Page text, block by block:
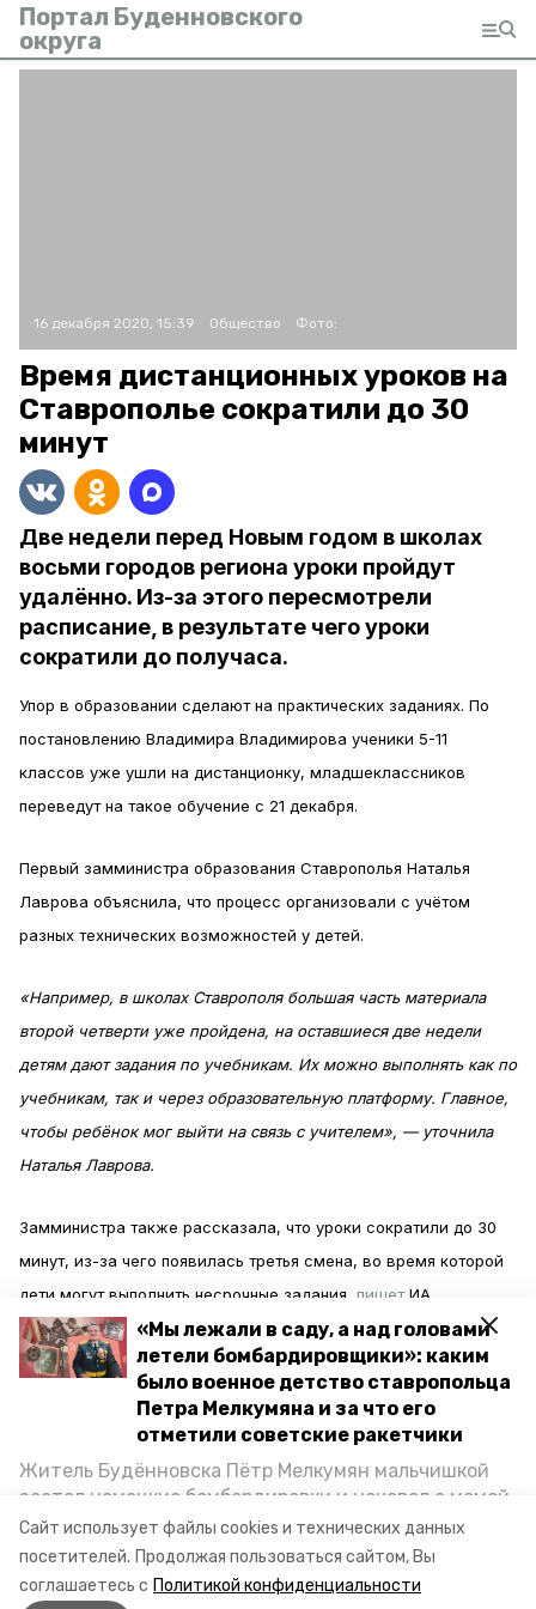
Сайт использует файлы cookies и технических данных
посетителей. Продолжая пользоваться сайтом, Вы
соглашаетесь с Политикой конфиденциальности
«Мы лежали в саду, а над головами
летели бомбардировщики»: каким
было военное детство ставропольца
Петра Мелкумяна и за что его
отметили советские ракетчики
Житель Будённовска Пётр Мелкумян мальчишкой
застал немецкие бомбардировки и ночевал с мамой
под открытым небом, когда гитлеровцы заняли их
дом. Чем запомнились эти дни, как выживали после
и чем Пётр помог ракетным войскам — в новом
материале спецпроекта «Победы26» «Дети
Портал Буденновского
округа
16 декабря 2020, 15:39 Общество Фото:
Время дистанционных уроков на
Ставрополье сократили до 30
минут
Две недели перед Новым годом в школах
восьми городов региона уроки пройдут
удалённо. Из-за этого пересмотрели
расписание, в результате чего уроки
сократили до получаса.
Упор в образовании сделают на практических заданиях. По
постановлению Владимира Владимирова ученики 5-11
классов уже ушли на дистанционку, младшеклассников
переведут на такое обучение с 21 декабря.
Первый замминистра образования Ставрополья Наталья
Лаврова объяснила, что процесс организовали с учётом
разных технических возможностей у детей.
«Например, в школах Ставрополя большая часть материала
второй четверти уже пройдена, на оставшиеся две недели
детям дают задания по учебникам. Их можно выполнять как по
учебникам, так и через образовательную платформу. Главное,
чтобы ребёнок мог выйти на связь с учителем», — уточнила
Наталья Лаврова.
Замминистра также рассказала, что уроки сократили до 30
минут, из-за чего появилась третья смена, во время которой
дети могут выполнить несрочные задания, пишетИА
«Победа26».
«Если у нас в обычном формате максимум две смены, то в
случае с дистанционным — школа предусматривает до трёх
изобразительного искусства, и задание по ним не обязательно
выполнять в эти тридцать минут, его можно отложить и
сделать позже», — объяснила Наталья Лаврова.